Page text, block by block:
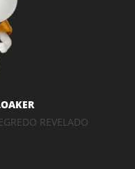
REVELADO